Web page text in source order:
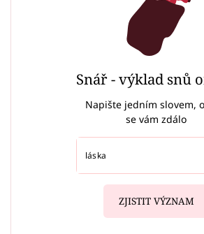
Snář - výklad snů
Napište jedním slovem,
se vám zdálo
ZJISTIT VÝZNAM